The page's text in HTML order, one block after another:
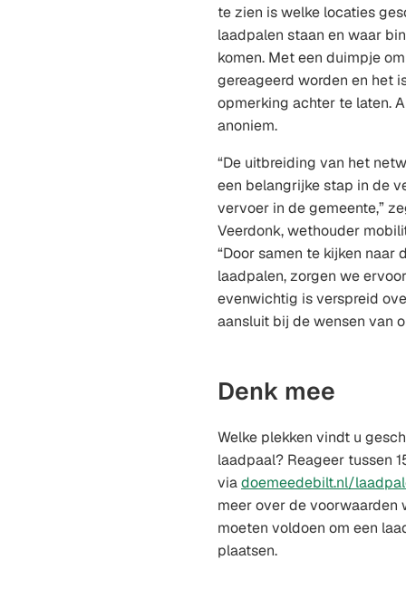
te zien is welke locaties
laadpalen staan en waar
komen. Met een duimpje
gereageerd worden en het
opmerking achter te laten.
anoniem.
“De uitbreiding van het
een belangrijke stap in de
vervoer in de gemeente,”
Veerdonk, wethouder
“Door samen te kijken naar
laadpalen, zorgen we
evenwichtig is verspreid
aansluit bij de wensen van
Denk mee
Welke plekken vindt u
laadpaal? Reageer tussen
viadoemeedebilt.nl/
meer over de voorwaarden
moeten voldoen om een
plaatsen.